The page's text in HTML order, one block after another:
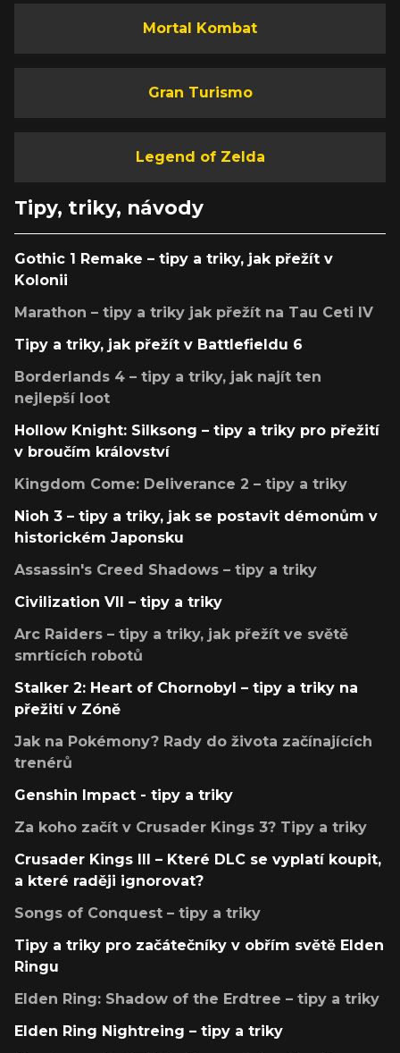
Mortal Kombat
Gran Turismo
Legend of Zelda
Tipy, triky, návody
Gothic 1 Remake – tipy a triky, jak přežít v
Kolonii
Marathon – tipy a triky jak přežít na Tau Ceti IV
Tipy a triky, jak přežít v Battlefieldu 6
Borderlands 4 – tipy a triky, jak najít ten
nejlepší loot
Hollow Knight: Silksong – tipy a triky pro přežití
v broučím království
Kingdom Come: Deliverance 2 – tipy a triky
Nioh 3 – tipy a triky, jak se postavit démonům v
historickém Japonsku
Assassin's Creed Shadows – tipy a triky
Civilization VII – tipy a triky
Arc Raiders – tipy a triky, jak přežít ve světě
smrtících robotů
Stalker 2: Heart of Chornobyl – tipy a triky na
přežití v Zóně
Jak na Pokémony? Rady do života začínajících
trenérů
Genshin Impact - tipy a triky
Za koho začít v Crusader Kings 3? Tipy a triky
Crusader Kings III – Které DLC se vyplatí koupit,
a které raději ignorovat?
Songs of Conquest – tipy a triky
Tipy a triky pro začátečníky v obřím světě Elden
Ringu
Elden Ring: Shadow of the Erdtree – tipy a triky
Elden Ring Nightreing – tipy a triky